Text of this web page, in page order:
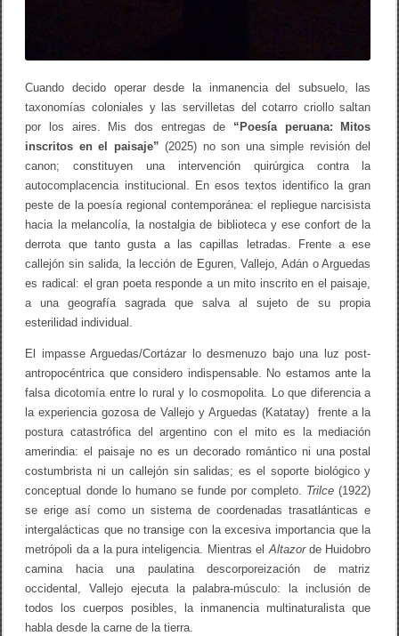
Cuando decido operar desde la inmanencia del subsuelo, las
taxonomías coloniales y las servilletas del cotarro criollo saltan
por los aires. Mis dos entregas de “Poesía peruana: Mitos
inscritos en el paisaje” (2025) no son una simple revisión del
canon; constituyen una intervención quirúrgica contra la
autocomplacencia institucional. En esos textos identifico la gran
peste de la poesía regional contemporánea: el repliegue narcisista
hacia la melancolía, la nostalgia de biblioteca y ese confort de la
derrota que tanto gusta a las capillas letradas. Frente a ese
callejón sin salida, la lección de Eguren, Vallejo, Adán o Arguedas
es radical: el gran poeta responde a un mito inscrito en el paisaje,
a una geografía sagrada que salva al sujeto de su propia
esterilidad individual.
El impasse Arguedas/Cortázar lo desmenuzo bajo una luz post-
antropocéntrica que considero indispensable. No estamos ante la
falsa dicotomía entre lo rural y lo cosmopolita. Lo que diferencia a
la experiencia gozosa de Vallejo y Arguedas (Katatay) frente a la
postura catastrófica del argentino con el mito es la mediación
amerindia: el paisaje no es un decorado romántico ni una postal
costumbrista ni un callejón sin salidas; es el soporte biológico y
conceptual donde lo humano se funde por completo. Trilce (1922)
se erige así como un sistema de coordenadas trasatlánticas e
intergalácticas que no transige con la excesiva importancia que la
metrópoli da a la pura inteligencia. Mientras elAltazorde Huidobro
camina hacia una paulatina descorporeización de matriz
occidental, Vallejo ejecuta la palabra-músculo: la inclusión de
todos los cuerpos posibles, la inmanencia multinaturalista que
habla desde la carne de la tierra.